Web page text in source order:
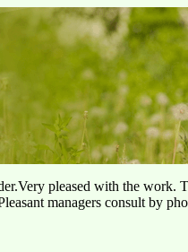
pleased with the work.
managers consult by